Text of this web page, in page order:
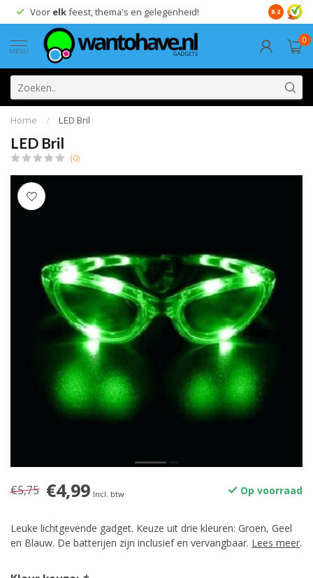
Voor elkfeest, thema's en gelegenheid! 8.2
MENU
0
Home / LED Bril
LED Bril
(0)
€5,75 €4,99 Incl. btw Op voorraad
Leuke lichtgevende gadget. Keuze uit drie kleuren: Groen, Geel
en Blauw. De batterijen zijn inclusief en vervangbaar. Lees meer.